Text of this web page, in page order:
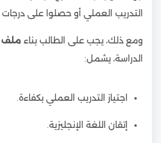
التدريب العملي أو حصلوا على درجات
ومع ذلك، يجب على الطالب بناء
الدراسة، يشمل:
اجتياز التدريب العملي بكفاءة.
إتقان اللغة الإنجليزية.